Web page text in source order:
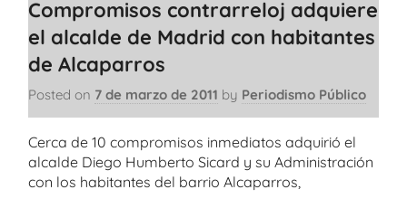
Compromisos contrarreloj adquiere
el alcalde de Madrid con habitantes
de Alcaparros
Posted on 7 de marzo de 2011 by Periodismo Público
Cerca de 10 compromisos inmediatos adquirió el
alcalde Diego Humberto Sicard y su Administración
con los habitantes del barrio Alcaparros,